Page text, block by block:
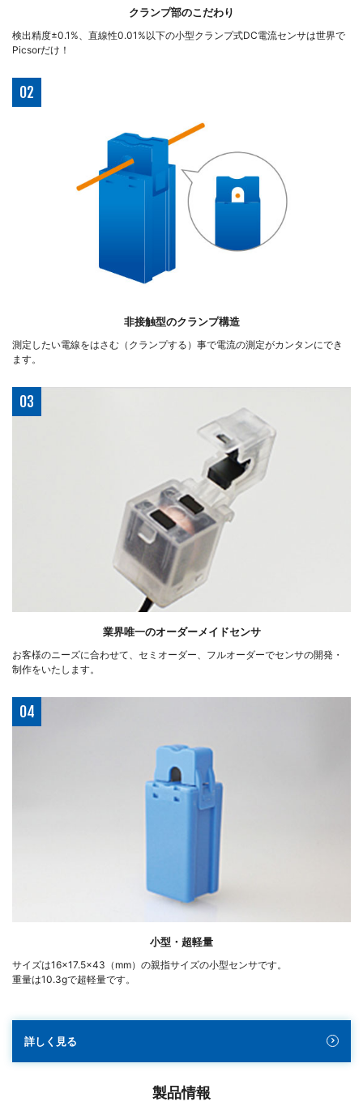
クランプ部のこだわり
検出精度±0.1%、直線性0.01%以下の小型クランプ式DC電流センサは世界で
Picsorだけ！
02
非接触型のクランプ構造
測定したい電線をはさむ（クランプする）事で電流の測定がカンタンにでき
ます。
03
業界唯一のオーダーメイドセンサ
お客様のニーズに合わせて、セミオーダー、フルオーダーでセンサの開発・
制作をいたします。
04
小型・超軽量
サイズは16×17.5×43（mm）の親指サイズの小型センサです。
重量は10.3gで超軽量です。
詳しく見る
製品情報